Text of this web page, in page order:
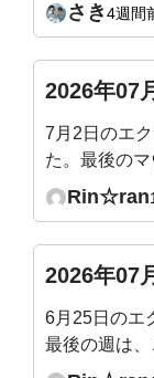
さき4週間
2026年07
7月2日のエ
た。最後の
き指しそう
Rin☆ran
2026年07
6月25日のエ
最後の週は
総まとめな